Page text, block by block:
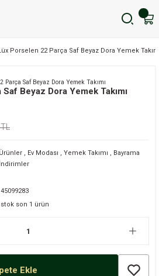
Porselen 22 Parça Saf Beyaz Dora Yemek
Beyaz Dora Yemek Takımı
, Ev Modası ,Yemek Takımı , Bayrama
son 1 ürün
Ekle